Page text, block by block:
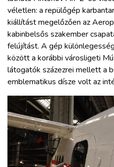
véletlen: a repülőgép
kiállítást megelőzően az
kabinbelsős szakember
felújítást. A gép
között a korábbi városligeti
látogatók százezrei mellett a
emblematikus dísze volt az